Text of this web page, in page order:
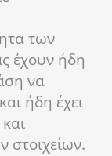
των
έχουν ήδη
να
ήδη έχει
στοιχείων.